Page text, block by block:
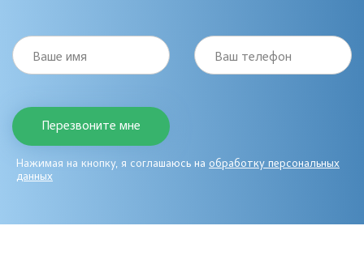
Ваше имя Ваш телефон
Нажимая на кнопку, я соглашаюсь на обработку персональных
данных